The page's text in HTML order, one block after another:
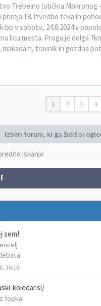
sem!
16:18
koledar.si/
topka
Trebelno (občina Mokronog
prireja 18. izvedbo teka in
bo v soboto, 24.8.2024 v
licu mesta. Proga je dolga
travnik in gozdna
1 2 3 4
Izberi forum, ki ga želiš si
iskanje